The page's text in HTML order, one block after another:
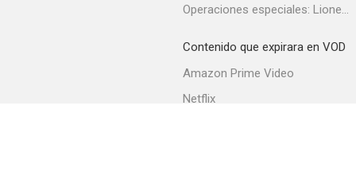
Operaciones especiales: Lioness
Contenido que expirara en VOD
Amazon Prime Video
Netflix